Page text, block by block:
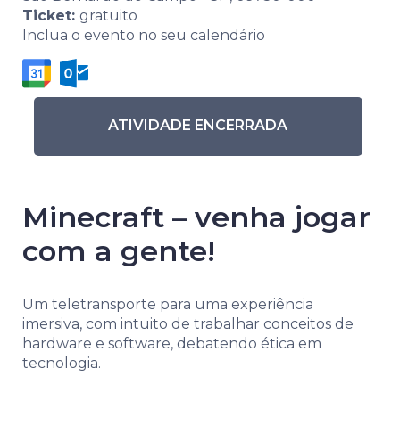
Ticket: gratuito
Inclua o evento no seu calendário
ATIVIDADE ENCERRADA
Minecraft – venha jogar
com a gente!
Um teletransporte para uma experiência
imersiva, com intuito de trabalhar conceitos de
hardware e software, debatendo ética em
tecnologia.